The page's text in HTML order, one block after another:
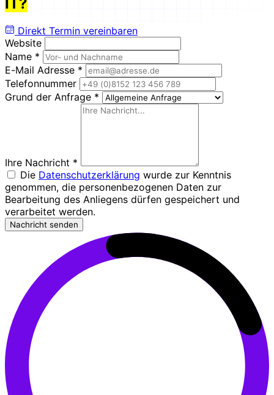
IT?
Direkt Termin vereinbaren
Website
Name *
E-Mail Adresse *
Telefonnummer
Grund der Anfrage *
Ihre Nachricht *
Die Datenschutzerklärung wurde zur Kenntnis
genommen, die personenbezogenen Daten zur
Bearbeitung des Anliegens dürfen gespeichert und
verarbeitet werden.
Nachricht senden